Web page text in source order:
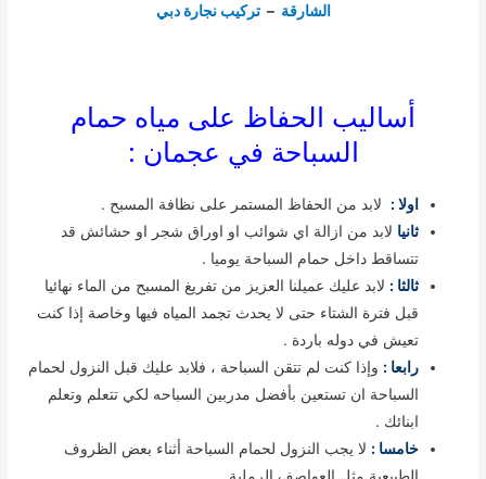
الشارقة – تركيب نجارة دبي
أساليب الحفاظ على مياه حمام
السباحة في عجمان :
اولا : لابد من الحفاظ المستمر على نظافة المسبح .
ثانيا لابد من ازالة اي شوائب او اوراق شجر او حشائش قد
تتساقط داخل حمام السباحة يوميا .
ثالثا : لابد عليك عميلنا العزيز من تفريغ المسبح من الماء نهائيا
قبل فترة الشتاء حتى لا يحدث تجمد المياه فيها وخاصة إذا كنت
تعيش في دوله باردة .
رابعا : وإذا كنت لم تتقن السباحة ، فلابد عليك قبل النزول لحمام
السباحة ان تستعين بأفضل مدربين السباحه لكي تتعلم وتعلم
ابنائك .
خامسا : لا يجب النزول لحمام السباحة أثناء بعض الظروف
الطبيعية مثل العواصف الرملية .